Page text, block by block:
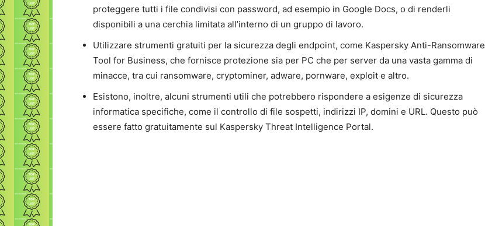
proteggere tutti i file condivisi con password, ad esempio in Google Docs, o di renderli
disponibili a una cerchia limitata all’interno di un gruppo di lavoro.
Utilizzare strumenti gratuiti per la sicurezza degli endpoint, come Kaspersky Anti-Ransomware
Tool for Business, che fornisce protezione sia per PC che per server da una vasta gamma di
minacce, tra cui ransomware, cryptominer, adware, pornware, exploit e altro.
Esistono, inoltre, alcuni strumenti utili che potrebbero rispondere a esigenze di sicurezza
informatica specifiche, come il controllo di file sospetti, indirizzi IP, domini e URL. Questo può
essere fatto gratuitamente sul Kaspersky Threat Intelligence Portal.